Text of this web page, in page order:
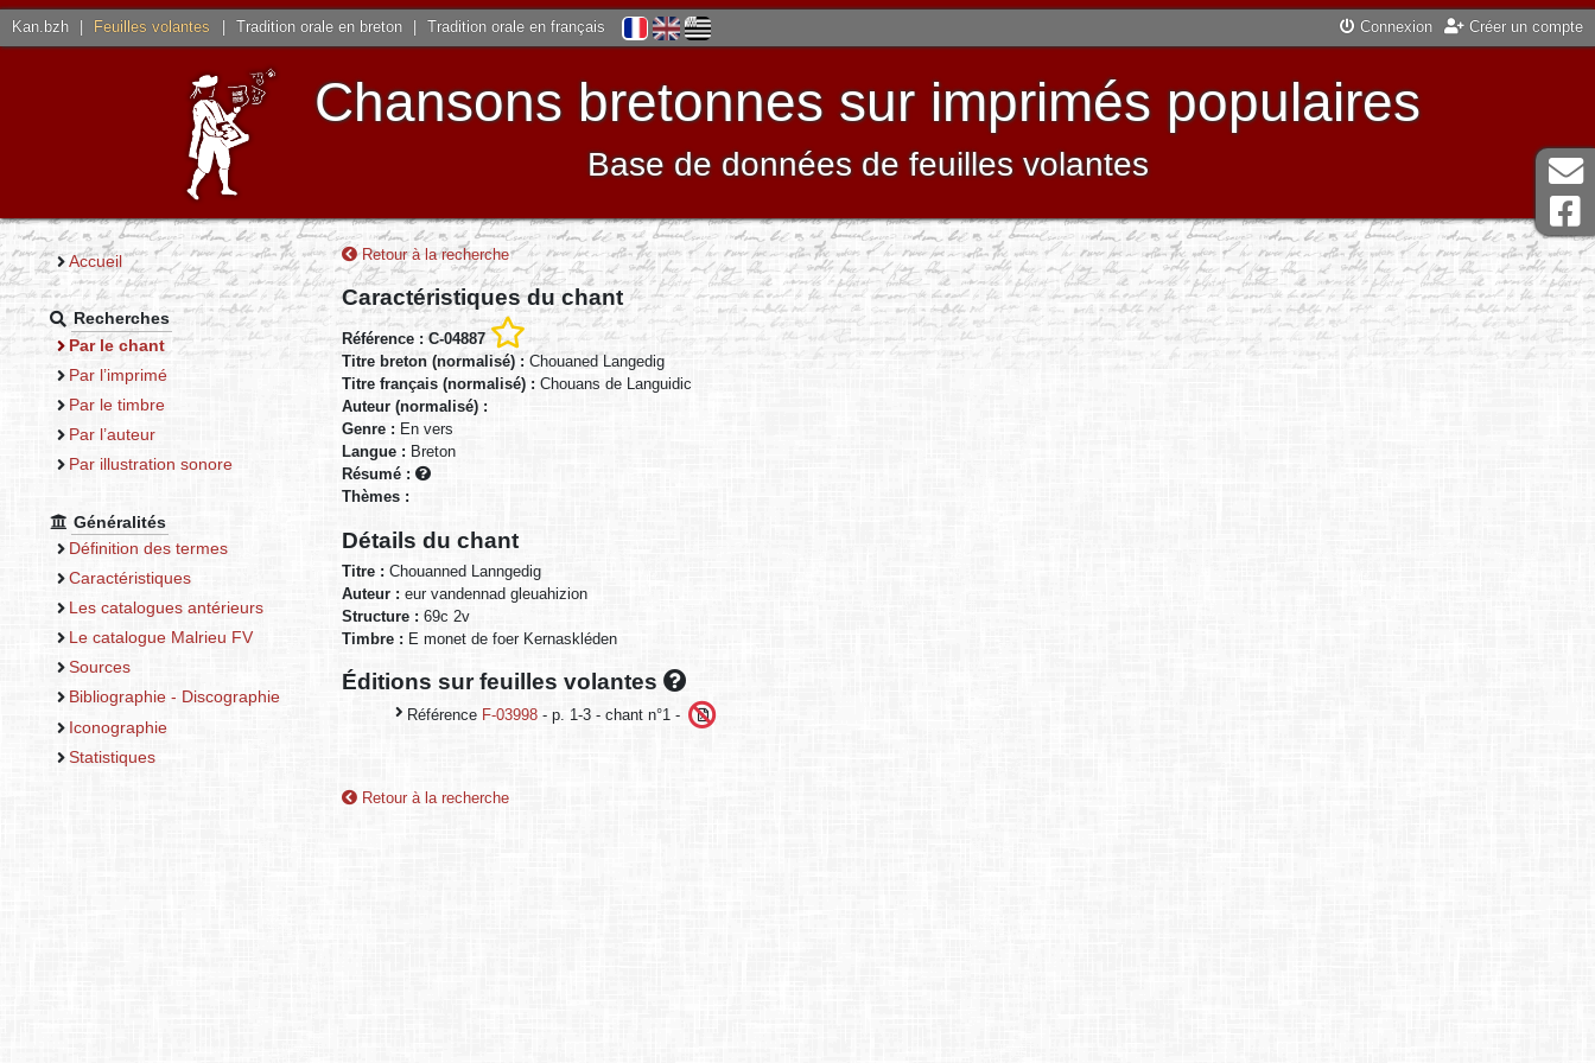
Kan.bzh Feuilles volantes Tradition orale en breton Tradition orale en français Connexion Créer un compte
Chansons bretonnes sur imprimés populaires
Base de données de feuilles volantes
Accueil
Recherches
Par le chant
Par l’imprimé
Par le timbre
Par l’auteur
Par illustration sonore
Généralités
Définition des termes
Caractéristiques
Les catalogues antérieurs
Le catalogue Malrieu FV
Sources
Bibliographie - Discographie
Iconographie
Statistiques
Retour à la recherche
Caractéristiques du chant
Référence : C-04887
Titre breton (normalisé) : Chouaned Langedig
Titre français (normalisé) : Chouans de Languidic
Auteur (normalisé) :
Genre : En vers
Langue : Breton
Résumé :
Thèmes :
Détails du chant
Titre : Chouanned Lanngedig
Auteur : eur vandennad gleuahizion
Structure : 69c 2v
Timbre : E monet de foer Kernaskléden
Éditions sur feuilles volantes
Référence F-03998 - p. 1-3 - chant n°1 -
Retour à la recherche